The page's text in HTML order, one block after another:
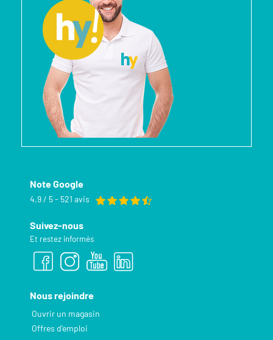
Note Google
4.9 / 5 - 521 avis
Suivez-nous
Et restez informés
Nous rejoindre
Ouvrir un magasin
Offres d’emploi